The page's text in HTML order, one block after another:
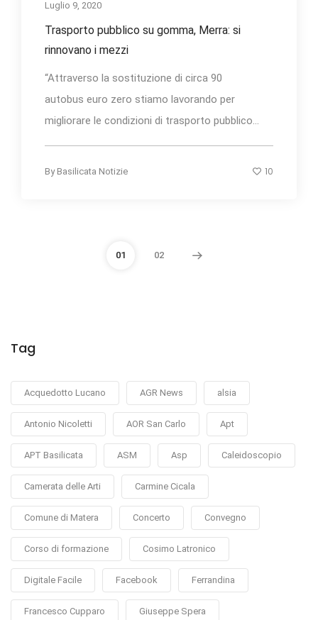
Luglio 9, 2020
Trasporto pubblico su gomma, Merra: si
rinnovano i mezzi
“Attraverso la sostituzione di circa 90
autobus euro zero stiamo lavorando per
migliorare le condizioni di trasporto pubblico...
By Basilicata Notizie 10
01 02
Tag
Acquedotto Lucano AGR News alsia
Antonio Nicoletti AOR San Carlo Apt
APT Basilicata ASM Asp Caleidoscopio
Camerata delle Arti Carmine Cicala
Comune di Matera Concerto Convegno
Corso di formazione Cosimo Latronico
Digitale Facile Facebook Ferrandina
Francesco Cupparo Giuseppe Spera